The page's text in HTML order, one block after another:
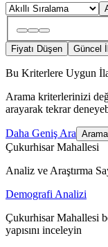
Fiyatı Düşen Güncel
Bu Kriterlere Uygun
Arama kriterlerinizi
arayarak tekrar
Daha Geniş Ara
Çukurhisar Mahallesi
Analiz ve Araştırma
Demografi Analizi
Çukurhisar Mahallesi
yapısını inceleyin